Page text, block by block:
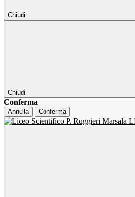
Chiudi
Chiudi
Conferma
Annulla Conferma